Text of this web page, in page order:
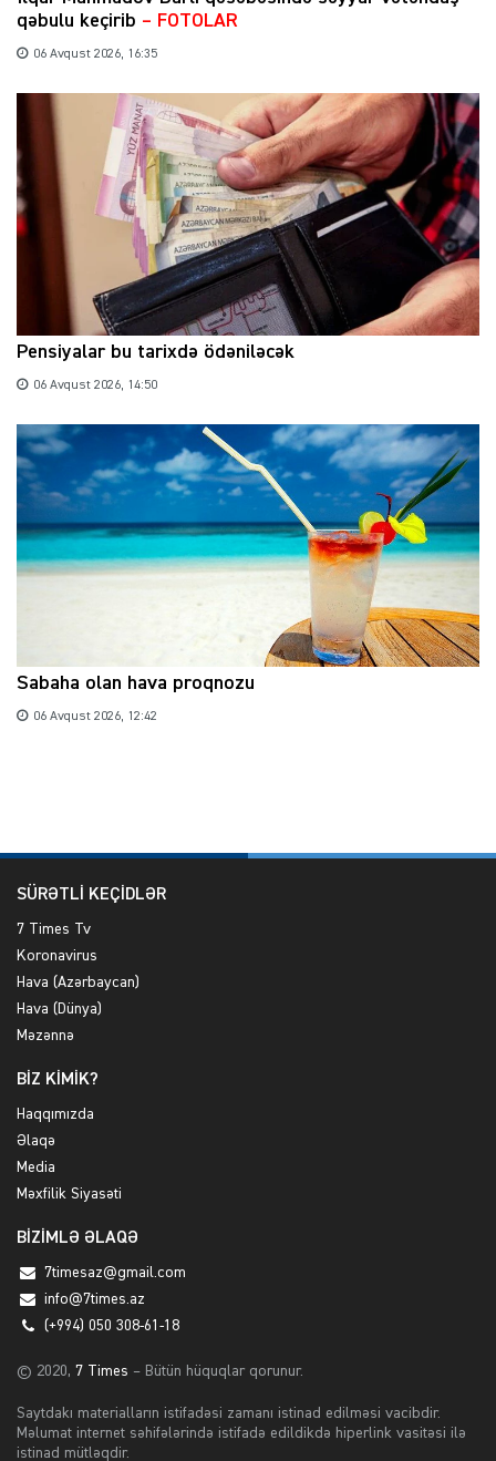
qəbulu keçirib – FOTOLAR
06 Avqust 2026, 16:35
Pensiyalar bu tarixdə ödəniləcək
06 Avqust 2026, 14:50
Sabaha olan hava proqnozu
06 Avqust 2026, 12:42
SÜRƏTLİ KEÇİDLƏR
7 Times Tv
Koronavirus
Hava (Azərbaycan)
Hava (Dünya)
Məzənnə
BİZ KİMİK?
Haqqımızda
Əlaqə
Media
Məxfilik Siyasəti
BİZİMLƏ ƏLAQƏ
7timesaz@gmail.com
info@7times.az
(+994) 050 308-61-18
© 2020, 7 Times – Bütün hüquqlar qorunur.
Saytdakı materialların istifadəsi zamanı istinad edilməsi vacibdir.
Məlumat internet səhifələrində istifadə edildikdə hiperlink vasitəsi ilə
istinad mütləqdir.